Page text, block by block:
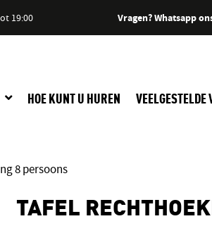
19:00 Vragen? Whatsapp
HOE KUNT U HUREN VEELGESTELDE
8 persoons
TAFEL